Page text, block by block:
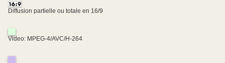
Diffusion partielle ou totale en 16/9
Video: MPEG-4/AVC/H-264